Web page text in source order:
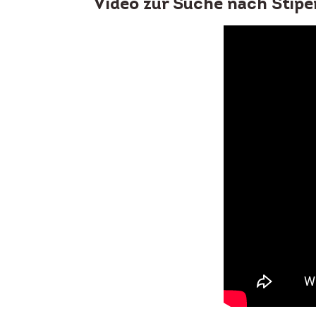
Video zur Suche nach